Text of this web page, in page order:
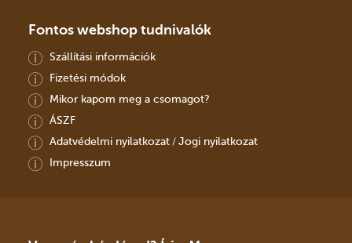
Fontos webshop tudnivalók
Szállítási információk
Fizetési módok
Mikor kapom meg a csomagot?
ÁSZF
Adatvédelmi nyilatkozat/ Jogi nyilatkozat
Impresszum